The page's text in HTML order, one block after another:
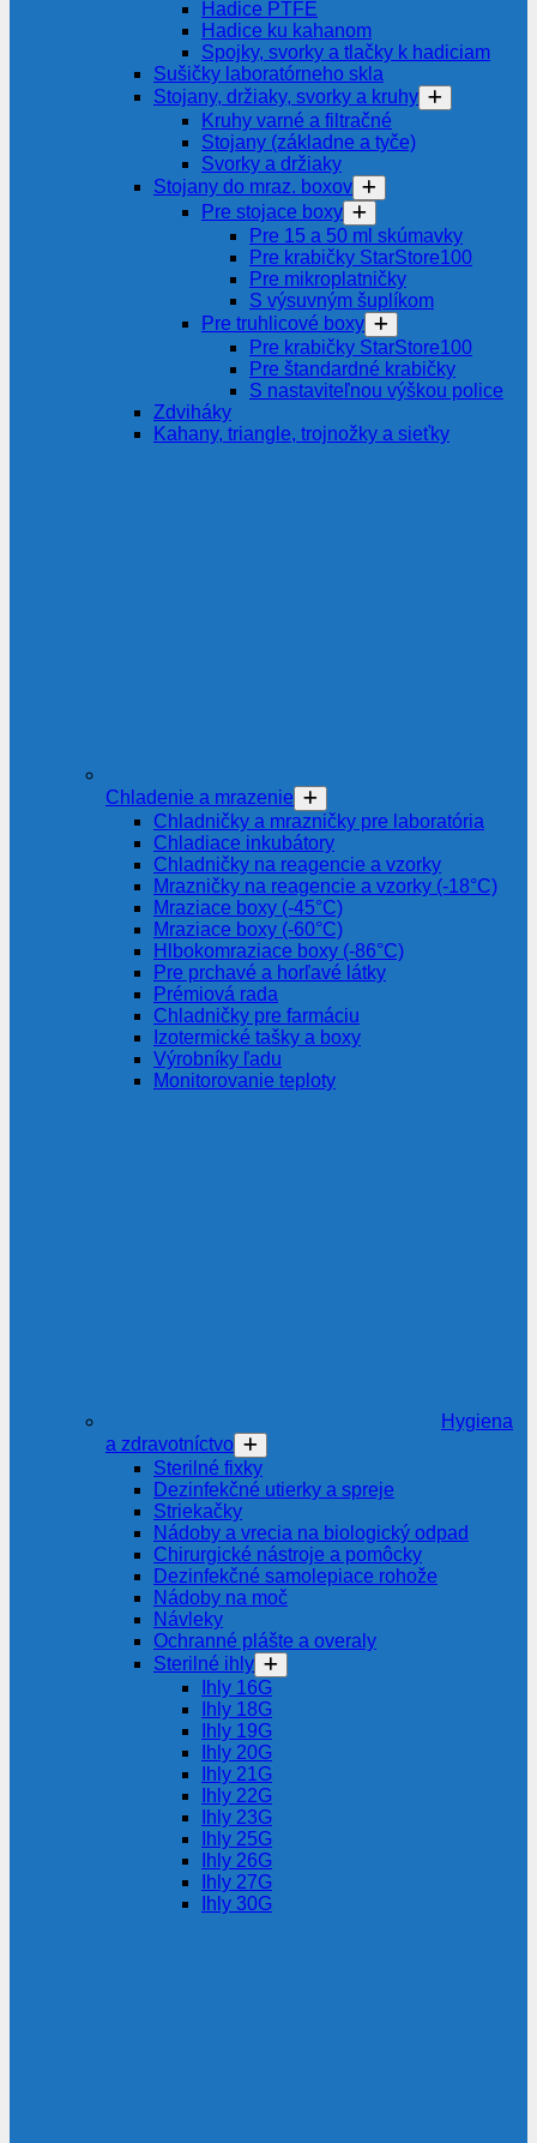
Hadice PTFE
Hadice ku kahanom
Spojky, svorky a tlačky k hadiciam
Sušičky laboratórneho skla
Stojany, držiaky, svorky a kruhy
Kruhy varné a filtračné
Stojany (základne a tyče)
Svorky a držiaky
Stojany do mraz. boxov
Pre stojace boxy
Pre 15 a 50 ml skúmavky
Pre krabičky StarStore100
Pre mikroplatničky
S výsuvným šuplíkom
Pre truhlicové boxy
Pre krabičky StarStore100
Pre štandardné krabičky
S nastaviteľnou výškou police
Zdviháky
Kahany, triangle, trojnožky a sieťky
Chladenie a mrazenie
Chladničky a mrazničky pre laboratória
Chladiace inkubátory
Chladničky na reagencie a vzorky
Mrazničky na reagencie a vzorky (-18°C)
Mraziace boxy (-45°C)
Mraziace boxy (-60°C)
Hlbokomraziace boxy (-86°C)
Pre prchavé a horľavé látky
Prémiová rada
Chladničky pre farmáciu
Izotermické tašky a boxy
Výrobníky ľadu
Monitorovanie teploty
Hygiena
a zdravotníctvo
Sterilné fixky
Dezinfekčné utierky a spreje
Striekačky
Nádoby a vrecia na biologický odpad
Chirurgické nástroje a pomôcky
Dezinfekčné samolepiace rohože
Nádoby na moč
Návleky
Ochranné plášte a overaly
Sterilné ihly
Ihly 16G
Ihly 18G
Ihly 19G
Ihly 20G
Ihly 21G
Ihly 22G
Ihly 23G
Ihly 25G
Ihly 26G
Ihly 27G
Ihly 30G